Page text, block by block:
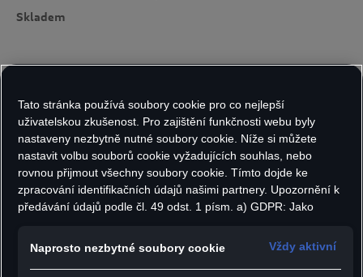
Skladem
Do košíku
Graphic je ideální volbou pro všechny fanoušky
Tato stránka používá soubory cookie pro co nejlepší
uživatelskou zkušenost. Pro zajištění funkčnosti webu byly
nastaveny nezbytně nutné soubory cookie. Níže si můžete
nastavit volbu souborů cookie vyžadujících souhlas, nebo
rovnou přijmout všechny soubory cookie. Tímto dojde ke
zpracování identifikačních údajů našimi partnery. Upozornění k
předávání údajů podle čl. 49 odst. 1 písm. a) GDPR: Jako
používán Google Analytics. Nelze vyloučit, že společnost
Google Ireland jako náš smluvní partner předává osobní údaje
do USA (zejména společnosti Google LLC). Ve Spojených
Naprosto nezbytné soubory cookie Vždy aktivní